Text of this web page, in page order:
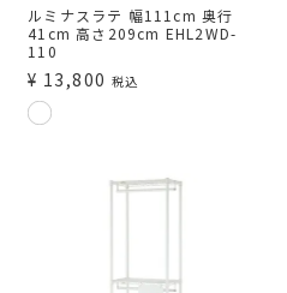
ルミナスラテ 幅111cm 奥行
41cm 高さ209cm EHL2WD-
110
¥ 13,800 税込